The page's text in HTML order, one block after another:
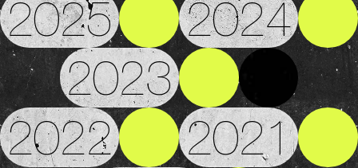
2025
2024
2023
2022
2021